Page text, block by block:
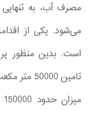
مصرف آب، به
می‌شود. یکی از
است. بدین منظور
تامین